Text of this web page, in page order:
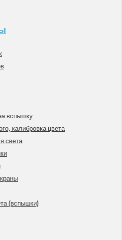
вспышку
калибровка цвета
света
(вспышки)